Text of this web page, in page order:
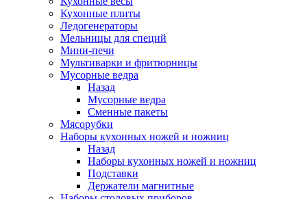
Кухонные плиты
Ледогенераторы
Мельницы для специй
Мини-печи
Мультиварки и фритюрницы
Мусорные ведра
Назад
Мусорные ведра
Сменные пакеты
Мясорубки
Наборы кухонных ножей и ножниц
Назад
Наборы кухонных ножей и ножниц
Подставки
Держатели магнитные